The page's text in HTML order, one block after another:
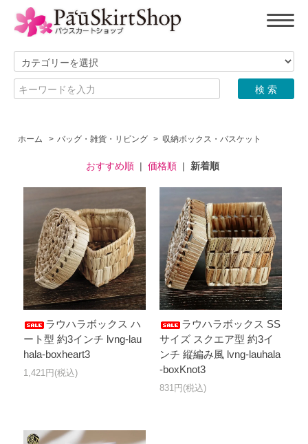
ホーム > バッグ・雑貨・リビング > 収納ボックス・バスケット
おすすめ順| 価格順| 新着順
ラウハラボックス ハ
ート型 約3インチ lvng-lau
hala-boxheart3
1,421円(税込)
ラウハラボックス SS
サイズ スクエア型 約3イ
ンチ 縦編み風 lvng-lauhala
-boxKnot3
831円(税込)